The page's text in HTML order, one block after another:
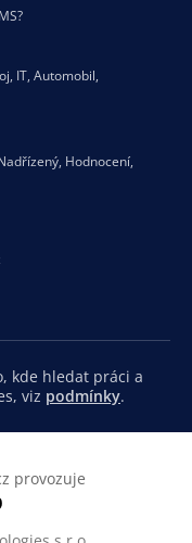
, IT, Automobil,
, Hodnocení,
kde hledat práci a
viz podmínky.
provozuje